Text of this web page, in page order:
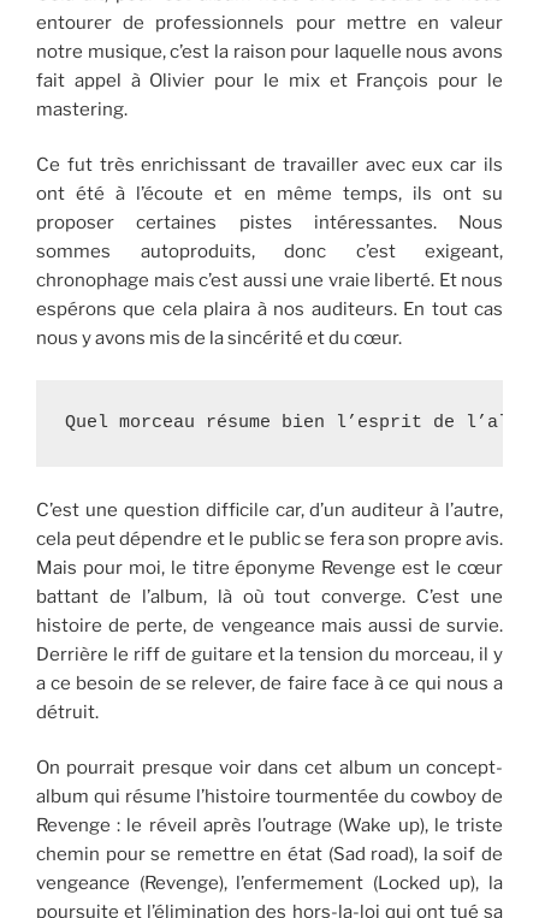
entourer de professionnels pour mettre en valeur
notre musique, c’est la raison pour laquelle nous avons
fait appel à Olivier pour le mix et François pour le
mastering.
Ce fut très enrichissant de travailler avec eux car ils
ont été à l’écoute et en même temps, ils ont su
proposer certaines pistes intéressantes. Nous
sommes autoproduits, donc c’est exigeant,
chronophage mais c’est aussi une vraie liberté. Et nous
espérons que cela plaira à nos auditeurs. En tout cas
nous y avons mis de la sincérité et du cœur.
Quel morceau résume bien l’esprit de
C’est une question difficile car, d’un auditeur à l’autre,
cela peut dépendre et le public se fera son propre avis.
Mais pour moi, le titre éponyme Revenge est le cœur
battant de l’album, là où tout converge. C’est une
histoire de perte, de vengeance mais aussi de survie.
Derrière le riff de guitare et la tension du morceau, il y
a ce besoin de se relever, de faire face à ce qui nous a
détruit.
On pourrait presque voir dans cet album un concept-
album qui résume l’histoire tourmentée du cowboy de
Revenge : le réveil après l’outrage (Wake up), le triste
chemin pour se remettre en état (Sad road), la soif de
vengeance (Revenge), l’enfermement (Locked up), la
poursuite et l’élimination des hors-la-loi qui ont tué sa